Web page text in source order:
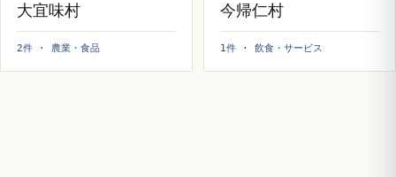
大宜味村
2件 · 農業・食品
今帰仁村
1件 · 飲食・サービス